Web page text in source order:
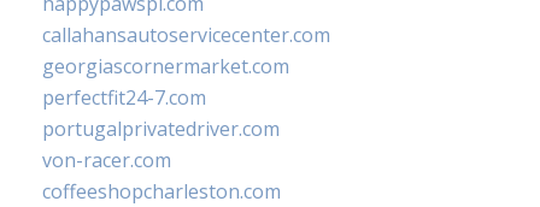
callahansautoservicecenter.com
georgiascornermarket.com
perfectfit24-7.com
portugalprivatedriver.com
von-racer.com
coffeeshopcharleston.com